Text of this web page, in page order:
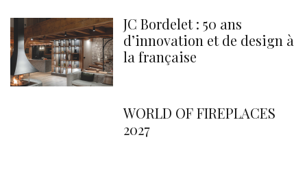
JC Bordelet : 50 ans
d’innovation et de design à
la française
WORLD OF FIREPLACES
2027